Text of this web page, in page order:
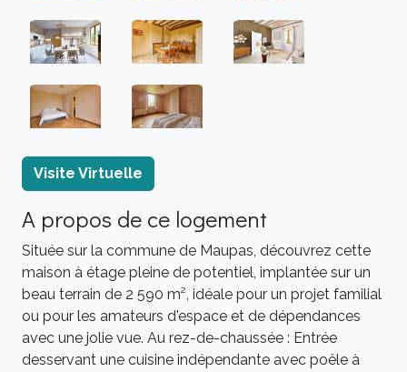
Visite Virtuelle
A propos de ce logement
Située sur la commune de Maupas, découvrez cette
maison à étage pleine de potentiel, implantée sur un
beau terrain de 2 590 m², idéale pour un projet familial
ou pour les amateurs d'espace et de dépendances
avec une jolie vue. Au rez-de-chaussée : Entrée
desservant une cuisine indépendante avec poêle à